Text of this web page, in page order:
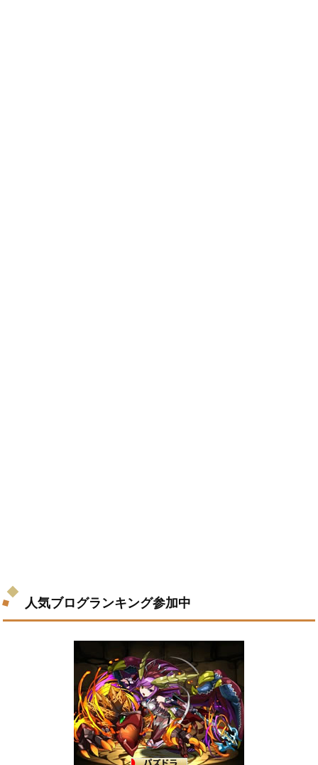
人気ブログランキング参加中